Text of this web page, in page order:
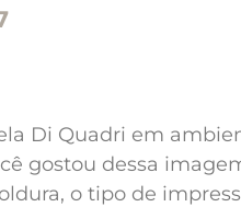
Di Quadri em
gostou dessa
o tipo de